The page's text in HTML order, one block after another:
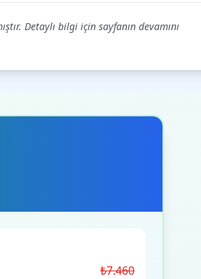
Detaylı bilgi için sayfanın devamını
₺7.460